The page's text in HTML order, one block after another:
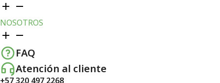
NOSOTROS
FAQ
Atención al cliente
+57 320 497 2268